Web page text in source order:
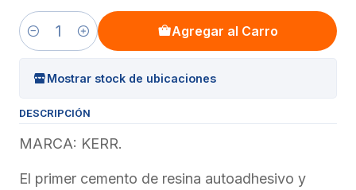
Cantidad
Agregar al Carro
Mostrar stock de ubicaciones
DESCRIPCIÓN
MARCA: KERR.
El primer cemento de resina autoadhesivo y